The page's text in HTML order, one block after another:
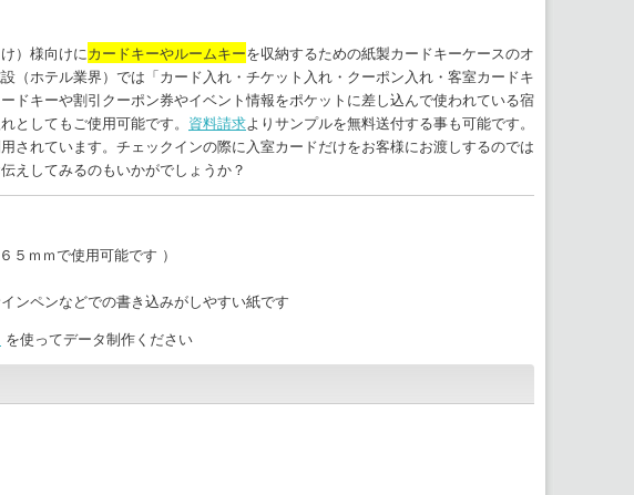
）様向けにカードキーやルームキーを収納するための紙製カードキーケースのオ
（ホテル業界）では「カード入れ・チケット入れ・クーポン入れ・客室カードキ
ドキーや割引クーポン券やイベント情報をポケットに差し込んで使われている宿
としてもご使用可能です。 資料請求よりサンプルを無料送付する事も可能です。
されています。チェックインの際に入室カードだけをお客様にお渡しするのでは
えしてみるのもいかがでしょうか？
ｍｍで使用可能です ）
ンなどでの書き込みがしやすい紙です
を使ってデータ制作ください